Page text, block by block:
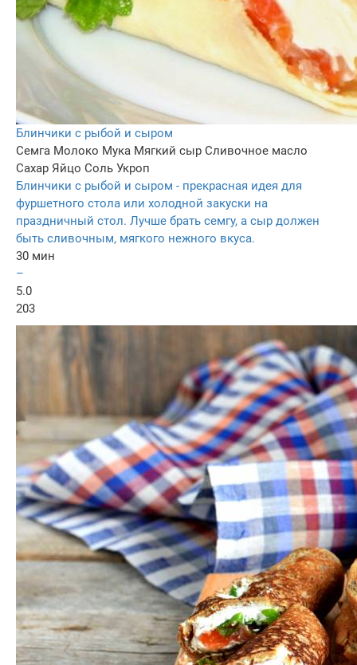
Блинчики с рыбой и сыром
Семга Молоко Мука Мягкий сыр Сливочное масло
Сахар Яйцо Соль Укроп
Блинчики с рыбой и сыром - прекрасная идея для
фуршетного стола или холодной закуски на
праздничный стол. Лучше брать семгу, а сыр должен
быть сливочным, мягкого нежного вкуса.
30 мин
–
5.0
203